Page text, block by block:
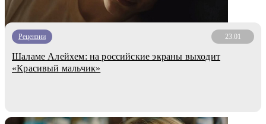
Рецензии 23.01
Шаламе Алейхем: на российские экраны выходит
«Красивый мальчик»